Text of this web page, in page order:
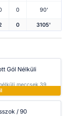
0 90'
0 3105'
Gól Nélküli
meccsek 39
/ 90